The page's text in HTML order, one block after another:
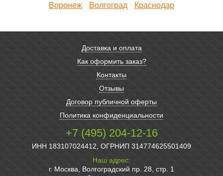
Воронеж
Волгоград Краснодар
Доставка и оплата
Как оформить заказ?
Контакты
Отзывы
Договор публичной оферты
Политика конфиденциальности
+7 (495) 204-12-16
ИНН 183107024412, ОГРНИП 314774625501409
Наш адрес:
г. Москва, Волгоградский пр. 28, стр. 1